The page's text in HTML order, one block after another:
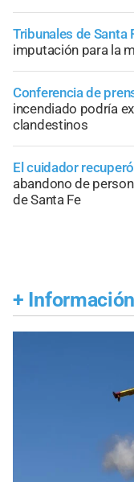
Tribunales de Santa
imputación para la
Conferencia de
incendiado podría
clandestinos
El cuidador
abandono de
de Santa Fe
+